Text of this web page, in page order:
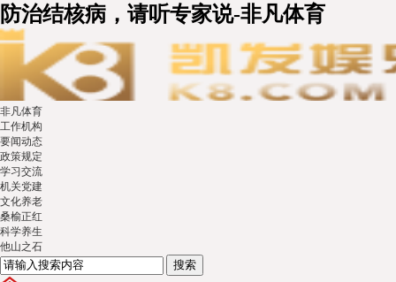
防治结核病，请听专家说-非凡体育
非凡体育
工作机构
要闻动态
政策规定
学习交流
机关党建
文化养老
桑榆正红
科学养生
他山之石